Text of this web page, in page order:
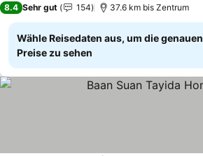
8.4 Sehr gut 154 37.6 km bis Zentrum
Wähle Reisedaten aus, um die genauen
Preise zu sehen